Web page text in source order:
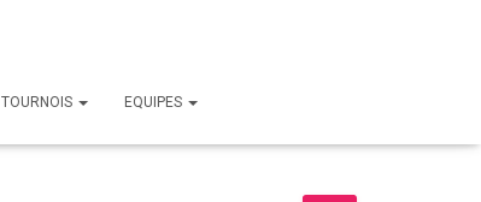
TOURNOIS EQUIPES